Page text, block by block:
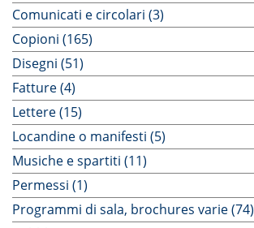
Comunicati e circolari (3)
Copioni (165)
Disegni (51)
Fatture (4)
Lettere (15)
Locandine o manifesti (5)
Musiche e spartiti (11)
Permessi (1)
Programmi di sala, brochures varie (74)